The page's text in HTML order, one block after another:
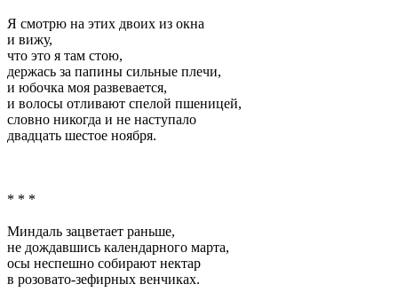
Я смотрю на этих двоих из окна
и вижу,
что это я там стою,
держась за папины сильные плечи,
и юбочка моя развевается,
и волосы отливают спелой пшеницей,
словно никогда и не наступало
двадцать шестое ноября.
* * *
Миндаль зацветает раньше,
не дождавшись календарного марта,
осы неспешно собирают нектар
в розовато-зефирных венчиках.